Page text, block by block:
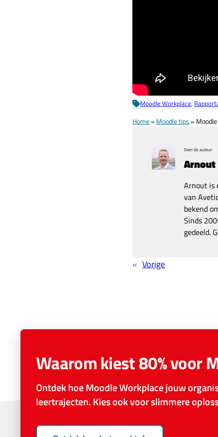
Moodle Workplace,
Home» Moodle tips »
Over de auteur
Arnout is
van
bekend
Sinds
gedeeld.
« Vorige
Waarom kiest 80% voor
Ontdek hoe Moodle Workplace jouw
leertrajecten. Kies ook voor slimmere